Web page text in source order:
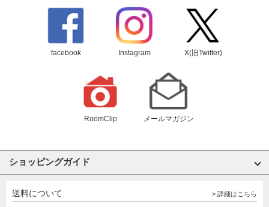
facebook Instagram X(旧Twitter)
RoomClip メールマガジン
ショッピングガイド
送料について > 詳細はこちら